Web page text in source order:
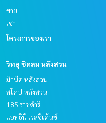
ขาย
เช่า
โครงการของเรา
วิทยุ ชิดลม หลังสวน
มิวนีค หลังสวน
สโคป หลังสวน
185 ราชดำริ
แอทธินี เรสซิเด้นซ์